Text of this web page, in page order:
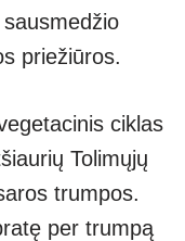
priežiūros.
ciklas
Tolimųjų
trumpos.
per trumpą